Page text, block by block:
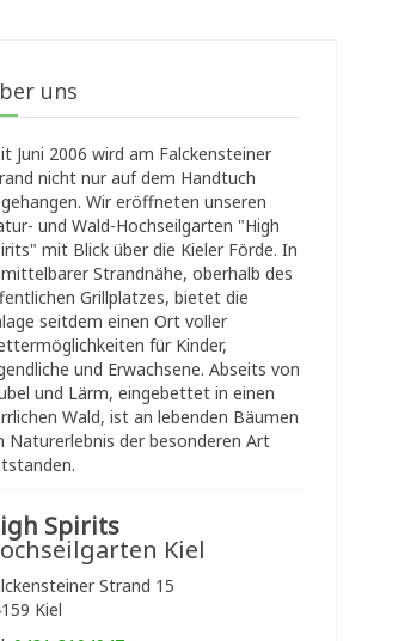
uns
Juni 2006 wird am Falckensteiner
nicht nur auf dem Handtuch
Wir eröffneten unseren
und Wald-Hochseilgarten "High
mit Blick über die Kieler Förde. In
Strandnähe, oberhalb des
Grillplatzes, bietet die
seitdem einen Ort voller
für Kinder,
und Erwachsene. Abseits von
und Lärm, eingebettet in einen
Wald, ist an lebenden Bäumen
Naturerlebnis der besonderen Art
Spirits
Kiel
Strand 15
Kiel